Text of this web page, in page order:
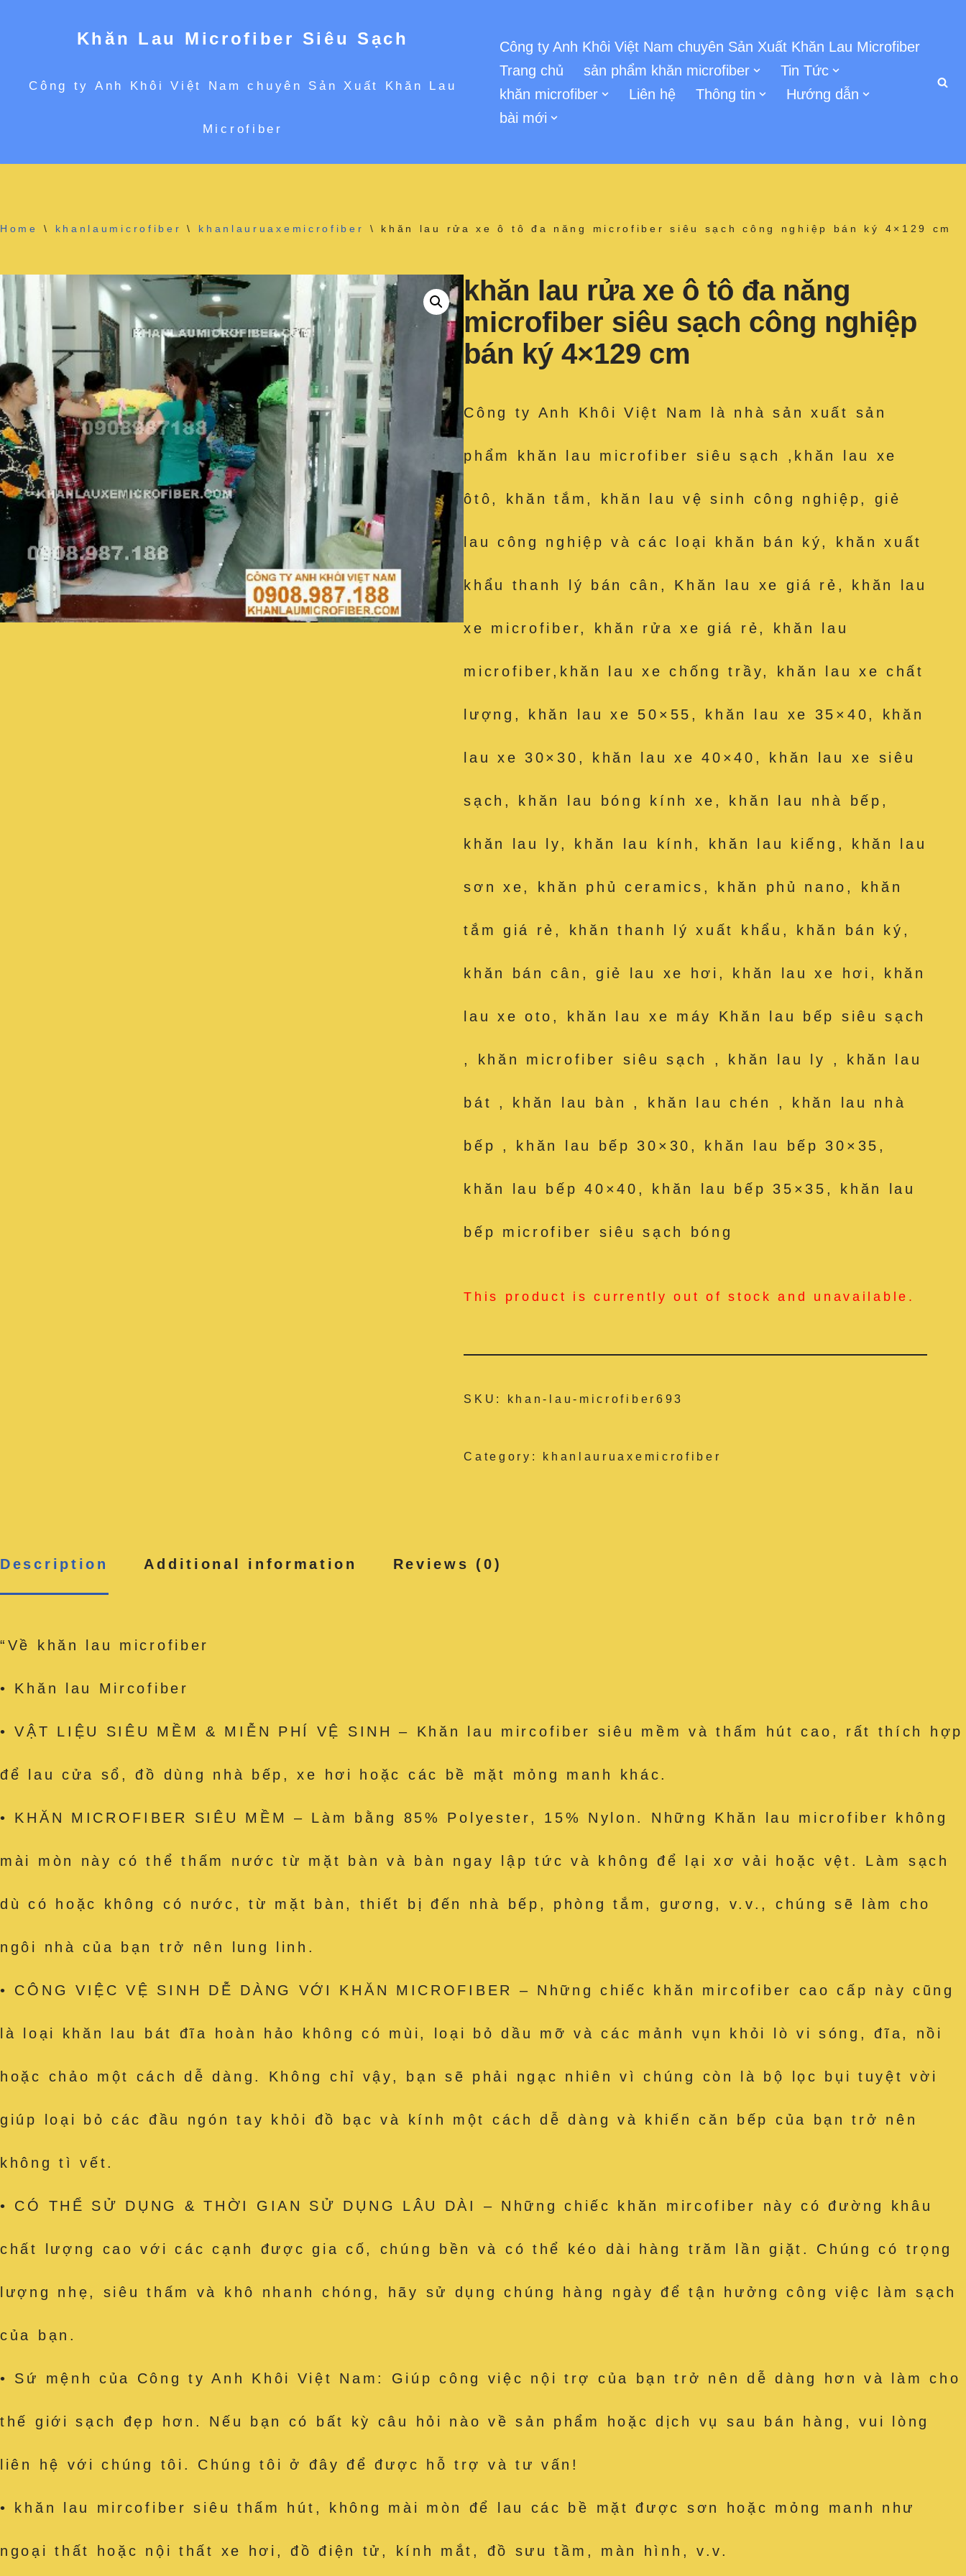
tới
Khăn Lau Microfiber Siêu Sạch
Công ty Anh Khôi Việt Nam chuyên Sản Xuất Khăn Lau
Microfiber
Công ty Anh Khôi Việt Nam chuyên Sản Xuất Khăn Lau Microfiber
Trang chủ
sản phẩm khăn microfiber
Tin Tức
khăn microfiber
Liên hệ Thông tin
Hướng dẫn
bài mới
Home \ khanlaumicrofiber \ khanlauruaxemicrofiber \ khăn lau rửa xe ô tô đa năng microfiber siêu sạch công nghiệp bán ký 4×129 cm
khăn lau rửa xe ô tô đa năng
microfiber siêu sạch công nghiệp
bán ký 4×129 cm
Công ty Anh Khôi Việt Nam là nhà sản xuất sản
phẩm khăn lau microfiber siêu sạch ,khăn lau xe
ôtô, khăn tắm, khăn lau vệ sinh công nghiệp, giẻ
lau công nghiệp và các loại khăn bán ký, khăn xuất
khẩu thanh lý bán cân, Khăn lau xe giá rẻ, khăn lau
xe microfiber, khăn rửa xe giá rẻ, khăn lau
microfiber,khăn lau xe chống trầy, khăn lau xe chất
lượng, khăn lau xe 50×55, khăn lau xe 35×40, khăn
lau xe 30×30, khăn lau xe 40×40, khăn lau xe siêu
sạch, khăn lau bóng kính xe, khăn lau nhà bếp,
khăn lau ly, khăn lau kính, khăn lau kiếng, khăn lau
sơn xe, khăn phủ ceramics, khăn phủ nano, khăn
tắm giá rẻ, khăn thanh lý xuất khẩu, khăn bán ký,
khăn bán cân, giẻ lau xe hơi, khăn lau xe hơi, khăn
lau xe oto, khăn lau xe máy Khăn lau bếp siêu sạch
, khăn microfiber siêu sạch , khăn lau ly , khăn lau
bát , khăn lau bàn , khăn lau chén , khăn lau nhà
bếp , khăn lau bếp 30×30, khăn lau bếp 30×35,
khăn lau bếp 40×40, khăn lau bếp 35×35, khăn lau
bếp microfiber siêu sạch bóng
This product is currently out of stock and unavailable.
SKU: khan-lau-microfiber693
Category: khanlauruaxemicrofiber
Description Additional information Reviews (0)
“Về khăn lau microfiber
• Khăn lau Mircofiber
• VẬT LIỆU SIÊU MỀM & MIỄN PHÍ VỆ SINH – Khăn lau mircofiber siêu mềm và thấm hút cao, rất thích hợp
để lau cửa sổ, đồ dùng nhà bếp, xe hơi hoặc các bề mặt mỏng manh khác.
• KHĂN MICROFIBER SIÊU MỀM – Làm bằng 85% Polyester, 15% Nylon. Những Khăn lau microfiber không
mài mòn này có thể thấm nước từ mặt bàn và bàn ngay lập tức và không để lại xơ vải hoặc vệt. Làm sạch
dù có hoặc không có nước, từ mặt bàn, thiết bị đến nhà bếp, phòng tắm, gương, v.v., chúng sẽ làm cho
ngôi nhà của bạn trở nên lung linh.
• CÔNG VIỆC VỆ SINH DỄ DÀNG VỚI KHĂN MICROFIBER – Những chiếc khăn mircofiber cao cấp này cũng
là loại khăn lau bát đĩa hoàn hảo không có mùi, loại bỏ dầu mỡ và các mảnh vụn khỏi lò vi sóng, đĩa, nồi
hoặc chảo một cách dễ dàng. Không chỉ vậy, bạn sẽ phải ngạc nhiên vì chúng còn là bộ lọc bụi tuyệt vời
giúp loại bỏ các đầu ngón tay khỏi đồ bạc và kính một cách dễ dàng và khiến căn bếp của bạn trở nên
không tì vết.
• CÓ THỂ SỬ DỤNG & THỜI GIAN SỬ DỤNG LÂU DÀI – Những chiếc khăn mircofiber này có đường khâu
chất lượng cao với các cạnh được gia cố, chúng bền và có thể kéo dài hàng trăm lần giặt. Chúng có trọng
lượng nhẹ, siêu thấm và khô nhanh chóng, hãy sử dụng chúng hàng ngày để tận hưởng công việc làm sạch
của bạn.
• Sứ mệnh của Công ty Anh Khôi Việt Nam: Giúp công việc nội trợ của bạn trở nên dễ dàng hơn và làm cho
thế giới sạch đẹp hơn. Nếu bạn có bất kỳ câu hỏi nào về sản phẩm hoặc dịch vụ sau bán hàng, vui lòng
liên hệ với chúng tôi. Chúng tôi ở đây để được hỗ trợ và tư vấn!
• khăn lau mircofiber siêu thấm hút, không mài mòn để lau các bề mặt được sơn hoặc mỏng manh như
ngoại thất hoặc nội thất xe hơi, đồ điện tử, kính mắt, đồ sưu tầm, màn hình, v.v.